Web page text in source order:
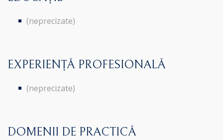
(neprecizate)
EXPERIENȚĂ PROFESIONALĂ
(neprecizate)
DOMENII DE PRACTICĂ